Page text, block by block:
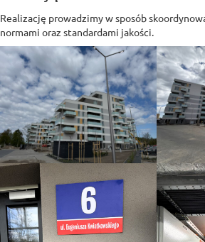
Realizację prowadzimy w sposób
normami oraz standardami jakości.